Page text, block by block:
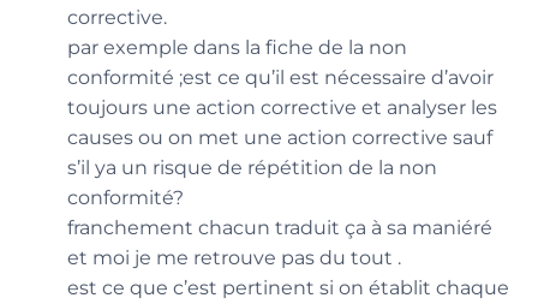
corrective.
par exemple dans la fiche de la non
conformité ;est ce qu’il est nécessaire d’avoir
toujours une action corrective et analyser les
causes ou on met une action corrective sauf
s’il ya un risque de répétition de la non
conformité?
franchement chacun traduit ça à sa maniéré
et moi je me retrouve pas du tout .
est ce que c’est pertinent si on établit chaque